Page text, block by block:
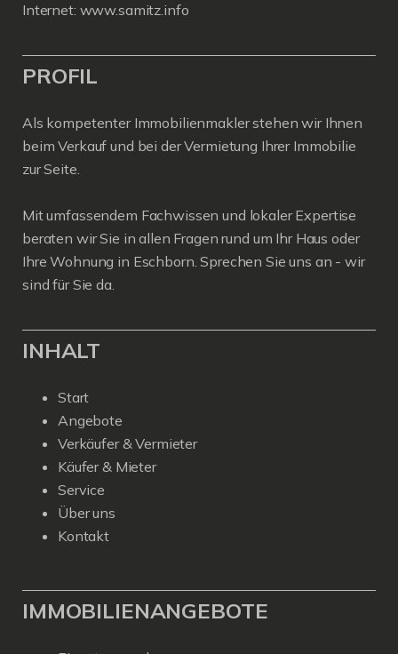
Internet: www.samitz.info
PROFIL
Als kompetenter Immobilienmakler stehen wir Ihnen
beim Verkauf und bei der Vermietung Ihrer Immobilie
zur Seite.
Mit umfassendem Fachwissen und lokaler Expertise
beraten wir Sie in allen Fragen rund um Ihr Haus oder
Ihre Wohnung in Eschborn. Sprechen Sie uns an - wir
sind für Sie da.
INHALT
Start
Angebote
Verkäufer & Vermieter
Käufer & Mieter
Service
Über uns
Kontakt
IMMOBILIENANGEBOTE